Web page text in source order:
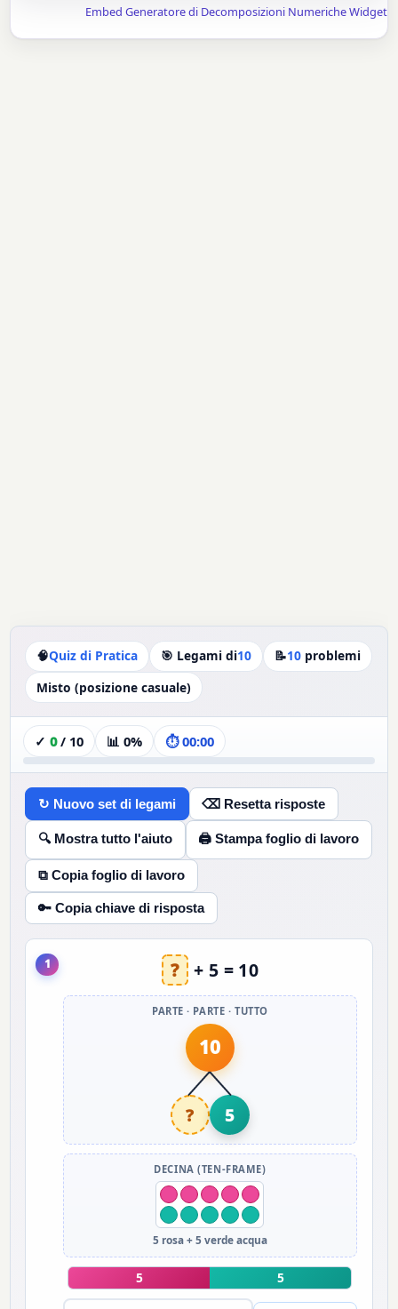
Embed Generatore di Decomposizioni Numeriche Widget
🧠Quiz di Pratica 🎯 Legami di10 📝10 problemi
Misto (posizione casuale)
✓ 0/ 10 📊 0% ⏱00:00
↻ Nuovo set di legami ⌫ Resetta risposte
🔍 Mostra tutto l'aiuto 🖨 Stampa foglio di lavoro
⧉ Copia foglio di lavoro
🔑 Copia chiave di risposta
1 ? + 5 = 10
PARTE · PARTE · TUTTO
10
? 5
DECINA (TEN-FRAME)
5 rosa + 5 verde acqua
5 5